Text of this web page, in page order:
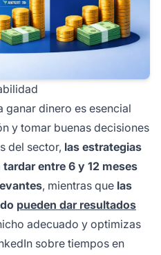
ganar dinero es esencial
y tomar buenas decisiones
del sector, las estrategias
entre 6 y 12 meses
, mientras que las
pueden dar resultados
adecuado y optimizas
sobre tiempos en